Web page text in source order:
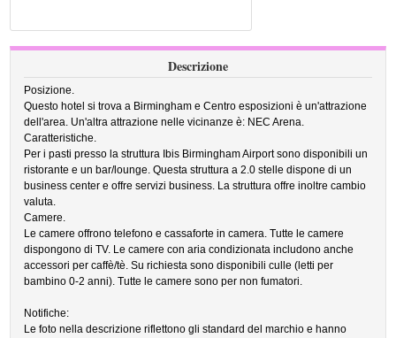
Descrizione
Posizione.
Questo hotel si trova a Birmingham e Centro esposizioni è un'attrazione
dell'area. Un'altra attrazione nelle vicinanze è: NEC Arena.
Caratteristiche.
Per i pasti presso la struttura Ibis Birmingham Airport sono disponibili un
ristorante e un bar/lounge. Questa struttura a 2.0 stelle dispone di un
business center e offre servizi business. La struttura offre inoltre cambio
valuta.
Camere.
Le camere offrono telefono e cassaforte in camera. Tutte le camere
dispongono di TV. Le camere con aria condizionata includono anche
accessori per caffè/tè. Su richiesta sono disponibili culle (letti per
bambino 0-2 anni). Tutte le camere sono per non fumatori.
Notifiche:
Le foto nella descrizione riflettono gli standard del marchio e hanno